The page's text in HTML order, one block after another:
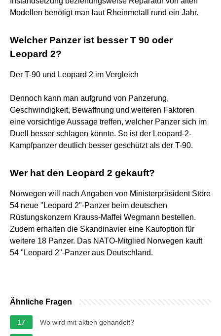
Modellen benötigt man laut Rheinmetall rund ein Jahr.
Welcher Panzer ist besser T 90 oder
Leopard 2?
Der T-90 und Leopard 2 im Vergleich
Dennoch kann man aufgrund von Panzerung,
Geschwindigkeit, Bewaffnung und weiteren Faktoren
eine vorsichtige Aussage treffen, welcher Panzer sich im
Duell besser schlagen könnte. So ist der Leopard-2-
Kampfpanzer deutlich besser geschützt als der T-90.
Wer hat den Leopard 2 gekauft?
Norwegen will nach Angaben von Ministerpräsident Störe
54 neue "Leopard 2"-Panzer beim deutschen
Rüstungskonzern Krauss-Maffei Wegmann bestellen.
Zudem erhalten die Skandinavier eine Kaufoption für
weitere 18 Panzer. Das NATO-Mitglied Norwegen kauft
54 "Leopard 2"-Panzer aus Deutschland.
Ähnliche Fragen
17 Wo wird mit aktien gehandelt?